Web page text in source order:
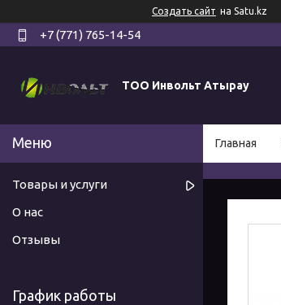
Создать сайт на Satu.kz
+7 (771) 765-14-54
ТОО Инвольт Атырау
Главная
Товары и услуги
О нас
Отзывы
График работы